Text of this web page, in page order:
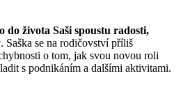
do života Saši spoustu radosti,
. Saška se na rodičovství příliš
o tom, jak svou novou roli
s podnikáním a dalšími aktivitami.